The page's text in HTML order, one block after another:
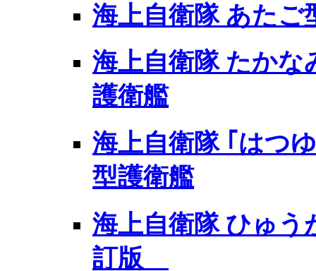
海上自衛隊 あたご
海上自衛隊 たかな
護衛艦
海上自衛隊 ｢はつ
型護衛艦
海上自衛隊 ひゅう
訂版